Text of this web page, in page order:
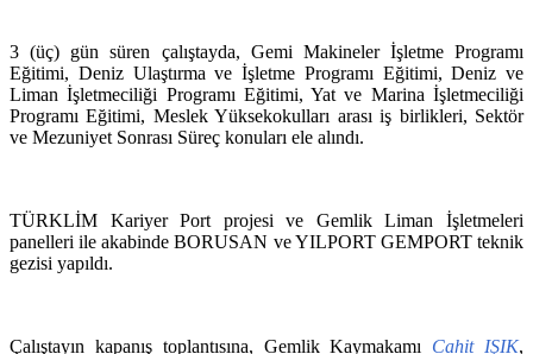
3 (üç) gün süren çalıştayda, Gemi Makineler İşletme Programı
Eğitimi, Deniz Ulaştırma ve İşletme Programı Eğitimi, Deniz ve
Liman İşletmeciliği Programı Eğitimi, Yat ve Marina İşletmeciliği
Programı Eğitimi, Meslek Yüksekokulları arası iş birlikleri, Sektör
ve Mezuniyet Sonrası Süreç konuları ele alındı.
TÜRKLİM Kariyer Port projesi ve Gemlik Liman İşletmeleri
panelleri ile akabinde BORUSAN ve YILPORT GEMPORT teknik
gezisi yapıldı.
Çalıştayın kapanış toplantısına, Gemlik Kaymakamı Cahit IŞIK,